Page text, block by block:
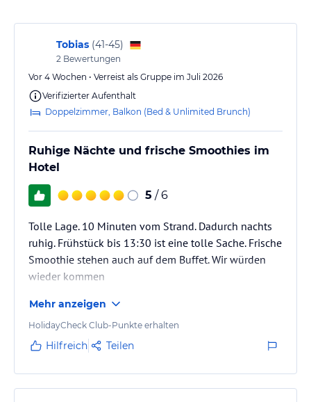
Sonstige Einrichtungen und Services
Selbstbedienungswaschsalon. Minibibliothek. 24-Stunden-Bar.
Hinweis: Allgemeine und unverbindliche
Hoteliers-/Veranstalter-/Kataloginformationen. Alle Angaben
ohne Gewähr und ohne Prüfung durch HolidayCheck. Bitte
lies vor der Buchung die verbindlichen Angebotsdetailsdes
jeweiligen Veranstalters.
Tobias (41-45)
2 Bewertungen
Vor 4 Wochen • Verreist als Gruppe im Juli 2026
Verifizierter Aufenthalt
Doppelzimmer, Balkon (Bed & Unlimited Brunch)
Ruhige Nächte und frische Smoothies im
Hotel
5 / 6
Tolle Lage. 10 Minuten vom Strand. Dadurch nachts
ruhig. Frühstück bis 13:30 ist eine tolle Sache. Frische
Smoothie stehen auch auf dem Buffet. Wir würden
wieder kommen
Mehr anzeigen
HolidayCheck Club-Punkte erhalten
Hilfreich Teilen